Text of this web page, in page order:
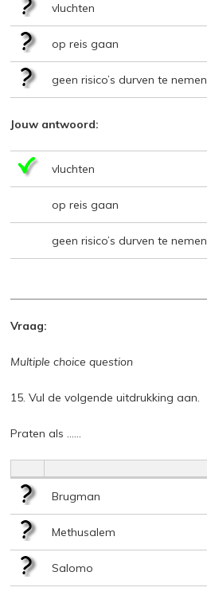
vluchten
op reis gaan
geen risico’s durven te nemen
Jouw antwoord:
vluchten
op reis gaan
geen risico’s durven te nemen
Vraag:
Multiple choice question
15. Vul de volgende uitdrukking aan.
Praten als ……
Brugman
Methusalem
Salomo